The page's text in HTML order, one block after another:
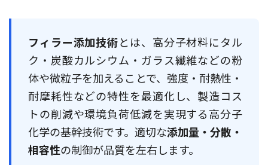
フィラー添加技術とは、高分子材料にタル
ク・炭酸カルシウム・ガラス繊維などの粉
体や微粒子を加えることで、強度・耐熱性・
耐摩耗性などの特性を最適化し、製造コス
トの削減や環境負荷低減を実現する高分子
化学の基幹技術です。適切な添加量・分散・
相容性の制御が品質を左右します。